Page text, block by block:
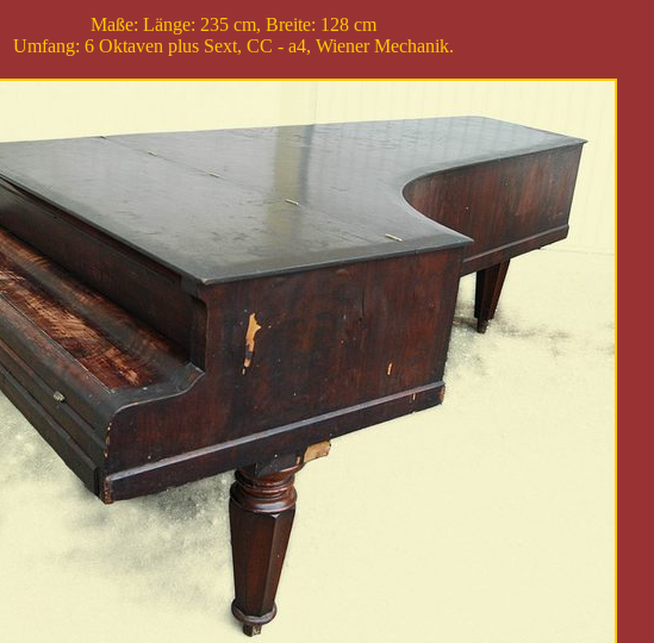
Maße: Länge: 235 cm, Breite: 128 cm
Umfang: 6 Oktaven plus Sext, CC - a4, Wiener Mechanik.